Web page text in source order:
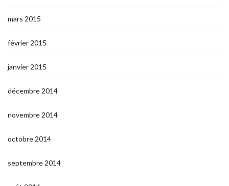
mars 2015
février 2015
janvier 2015
décembre 2014
novembre 2014
octobre 2014
septembre 2014